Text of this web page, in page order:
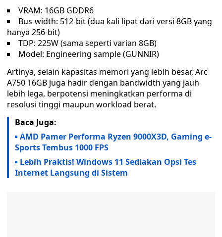
VRAM: 16GB GDDR6
Bus-width: 512-bit (dua kali lipat dari versi 8GB yang
hanya 256-bit)
TDP: 225W (sama seperti varian 8GB)
Model: Engineering sample (GUNNIR)
Artinya, selain kapasitas memori yang lebih besar, Arc
A750 16GB juga hadir dengan bandwidth yang jauh
lebih lega, berpotensi meningkatkan performa di
resolusi tinggi maupun workload berat.
Baca Juga:
AMD Pamer Performa Ryzen 9000X3D, Gaming e-
Sports Tembus 1000 FPS
Lebih Praktis! Windows 11 Sediakan Opsi Tes
Internet Langsung di Sistem